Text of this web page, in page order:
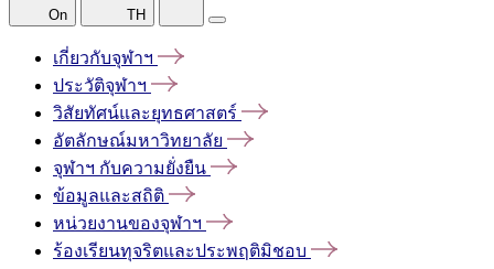
On TH
เกี่ยวกับจุฬาฯ
ประวัติจุฬาฯ
วิสัยทัศน์และยุทธศาสตร์
อัตลักษณ์มหาวิทยาลัย
จุฬาฯ กับความยั่งยืน
ข้อมูลและสถิติ
หน่วยงานของจุฬาฯ
ร้องเรียนทุจริตและประพฤติมิชอบ